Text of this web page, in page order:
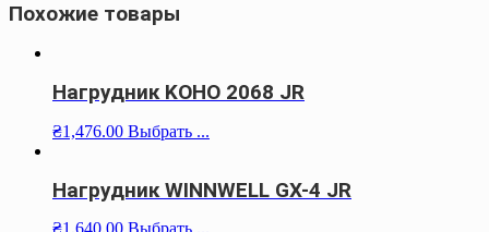
Похожие товары
Нагрудник KOHO 2068 JR
₴1,476.00 Выбрать ...
Нагрудник WINNWELL GX-4 JR